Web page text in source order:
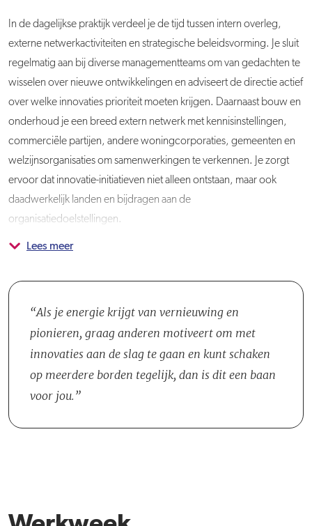
In de dagelijkse praktijk verdeel je de tijd tussen intern overleg,
externe netwerkactiviteiten en strategische beleidsvorming. Je sluit
regelmatig aan bij diverse managementteams om van gedachten te
wisselen over nieuwe ontwikkelingen en adviseert de directie actief
over welke innovaties prioriteit moeten krijgen. Daarnaast bouw en
onderhoud je een breed extern netwerk met kennisinstellingen,
commerciële partijen, andere woningcorporaties, gemeenten en
welzijnsorganisaties om samenwerkingen te verkennen. Je zorgt
ervoor dat innovatie-initiatieven niet alleen ontstaan, maar ook
daadwerkelijk landen en bijdragen aan de
organisatiedoelstellingen.
Je komt te werken binnen de Directie Strategie, samen met
assetmanagement en strategische data- en informatievoorziening.
Er is een wekelijks koffiemoment om informeel bij te praten en elke
zes weken vindt er een uitgebreid afdelingsoverleg plaats om
verdiepend door te praten over relevante ontwikkelingen. Je legt in
vanuit de hele organisatie.
Lees meer
Als je energie krijgt van vernieuwing en
pionieren, graag anderen motiveert om met
innovaties aan de slag te gaan en kunt schaken
op meerdere borden tegelijk, dan is dit een baan
voor jou.